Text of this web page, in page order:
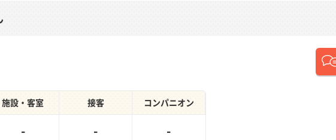
施設・客室 接客 コンパニオン
- - -